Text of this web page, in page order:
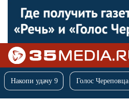
Накопи удачу 9 Голос Череповца